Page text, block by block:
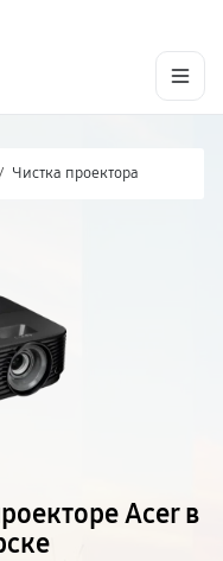
/ Чистка проектора
Acer в